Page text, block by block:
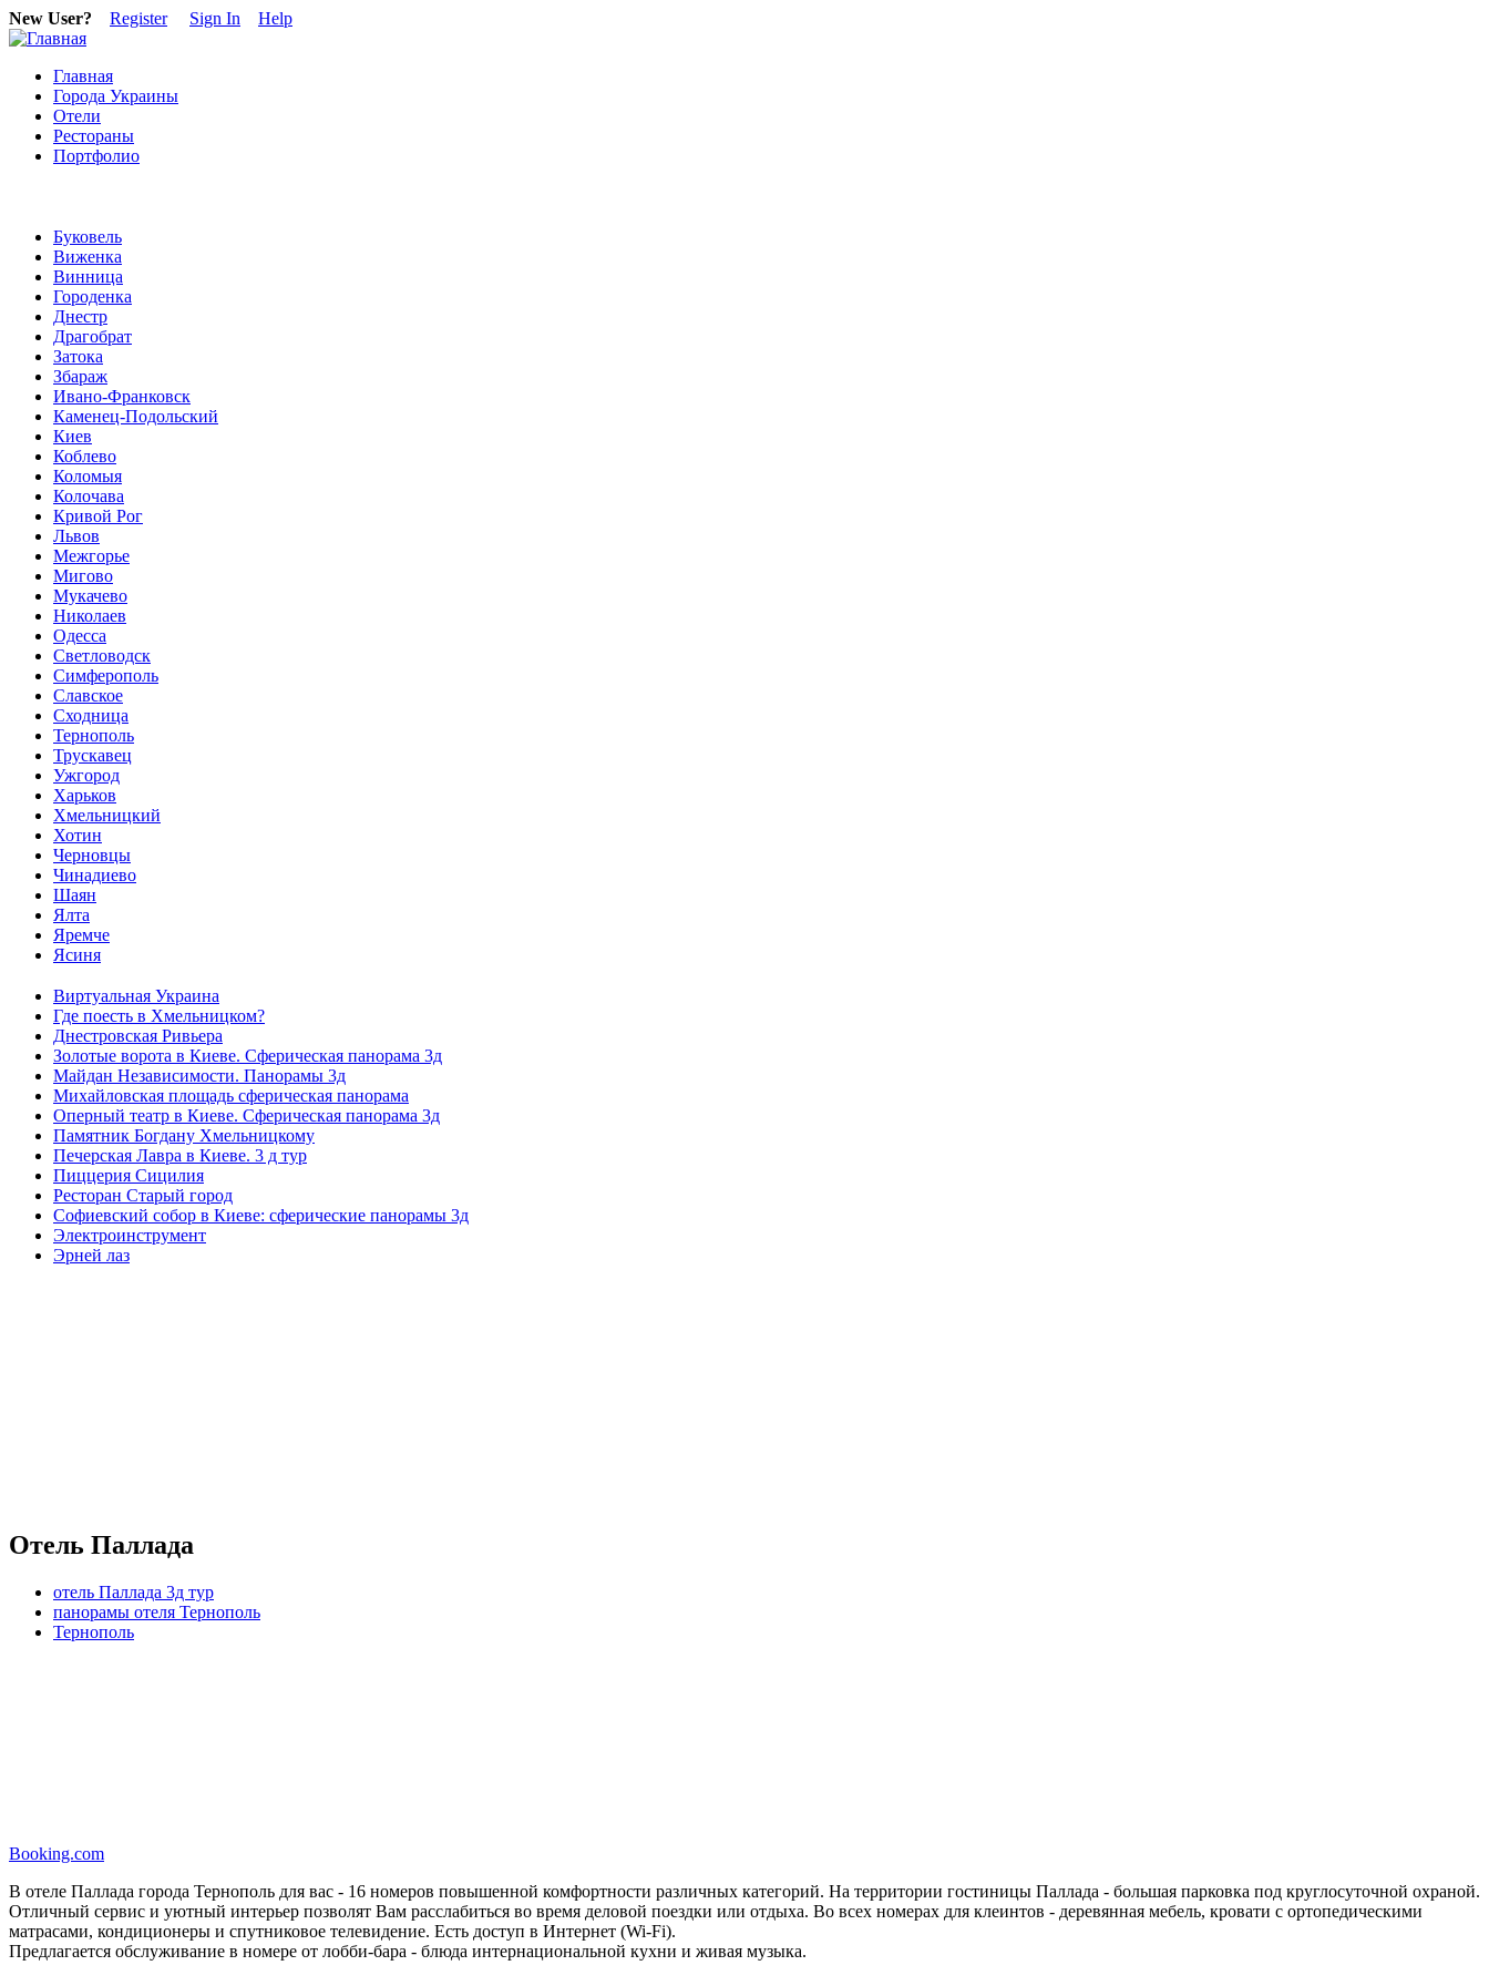
New User? Register Sign In Help
Главная
Города Украины
Отели
Рестораны
Портфолио
Буковель
Виженка
Винница
Городенка
Днестр
Драгобрат
Затока
Збараж
Ивано-Франковск
Каменец-Подольский
Киев
Коблево
Коломыя
Колочава
Кривой Рог
Львов
Межгорье
Мигово
Мукачево
Николаев
Одесса
Светловодск
Симферополь
Славское
Сходница
Тернополь
Трускавец
Ужгород
Харьков
Хмельницкий
Хотин
Черновцы
Чинадиево
Шаян
Ялта
Яремче
Ясиня
Виртуальная Украина
Где поесть в Хмельницком?
Днестровская Ривьера
Золотые ворота в Киеве. Сферическая панорама 3д
Майдан Независимости. Панорамы 3д
Михайловская площадь сферическая панорама
Оперный театр в Киеве. Сферическая панорама 3д
Памятник Богдану Хмельницкому
Печерская Лавра в Киеве. 3 д тур
Пиццерия Сицилия
Ресторан Старый город
Софиевский собор в Киеве: сферические панорамы 3д
Электроинструмент
Эрней лаз
Отель Паллада
отель Паллада 3д тур
панорамы отеля Тернополь
Тернополь
Booking.com
В отеле Паллада города Тернополь для вас - 16 номеров повышенной комфортности различных категорий. На территории гостиницы Паллада - большая парковка под круглосуточной охраной.
Отличный сервис и уютный интерьер позволят Вам расслабиться во время деловой поездки или отдыха. Во всех номерах для клеинтов - деревянная мебель, кровати с ортопедическими
матрасами, кондиционеры и спутниковое телевидение. Есть доступ в Интернет (Wi-Fi).
Предлагается обслуживание в номере от лобби-бара - блюда интернациональной кухни и живая музыка.